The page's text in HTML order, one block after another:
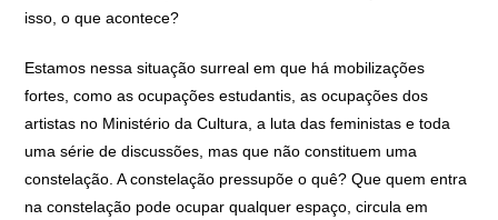
isso, o que acontece?
Estamos nessa situação surreal em que há mobilizações
fortes, como as ocupações estudantis, as ocupações dos
artistas no Ministério da Cultura, a luta das feministas e toda
uma série de discussões, mas que não constituem uma
constelação. A constelação pressupõe o quê? Que quem entra
na constelação pode ocupar qualquer espaço, circula em